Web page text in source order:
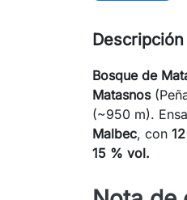
Descripción
Bosque de
Matasnos
(~950 m).
Malbec, con
15 % vol.